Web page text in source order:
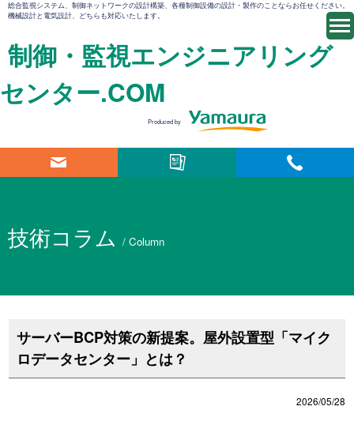
総合監視システム、制御ネットワークの設計構築、各種制御設備の設計・製作のことならお任せください。
機械設計と電気設計、どちらも対応いたします。
制御・監視エンジニアリング
センター.COM
Produced by
技術コラム / Column
サーバーBCP対策の新提案。屋外設置型「マイク
ロデータセンター」とは？
2026/05/28